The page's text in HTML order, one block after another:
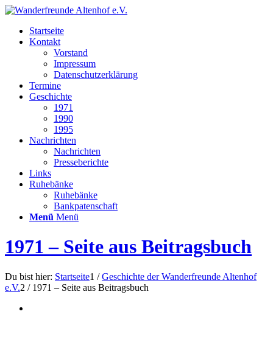
Startseite
Kontakt
Vorstand
Impressum
Datenschutzerklärung
Termine
Geschichte
1971
1990
1995
Nachrichten
Nachrichten
Presseberichte
Links
Ruhebänke
Ruhebänke
Bankpatenschaft
Menü Menü
1971 – Seite aus Beitragsbuch
Du bist hier: Startseite1 / Geschichte der Wanderfreunde Altenhof
e.V.2 / 1971 – Seite aus Beitragsbuch